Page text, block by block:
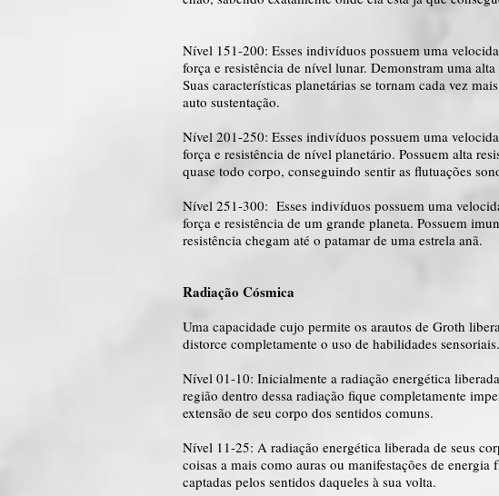
Nível 151-200: Esses indivíduos possuem uma
força e resistência de nível lunar. Demonstram uma
Suas características planetárias se tornam cada vez
auto sustentação.
Nível 201-250: Esses indivíduos possuem uma
força e resistência de nível planetário. Possuem alta
quase todo corpo, conseguindo sentir as flutuações
Nível 251-300: Esses indivíduos possuem uma
força e resistência de um grande planeta. Possuem
resistência chegam até o patamar de uma estrela anã.
Radiação Cósmica
Uma capacidade cujo permite os arautos de Groth
distorce completamente o uso de habilidades sensoriais.
Nível 01-10: Inicialmente a radiação energética
região dentro dessa radiação fique completamente
extensão de seu corpo dos sentidos comuns.
Nível 11-25: A radiação energética liberada de seus
coisas a mais como auras ou manifestações de
captadas pelos sentidos daqueles à sua volta.